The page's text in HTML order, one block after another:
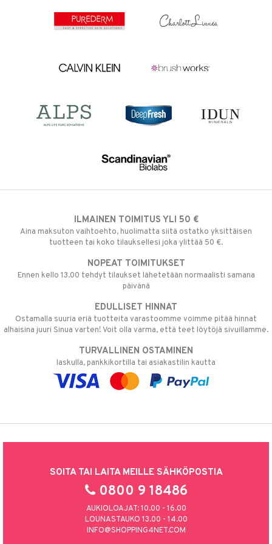
ILMAINEN TOIMITUS YLI 50 €
Aina maksuton vaihtoehto, huolimatta siitä ostatko yksittäisen
tuotteen tai koko tilauksellesi joka ylittää 50 €.
NOPEAT TOIMITUKSET
Ennen kello 13.00 tehdyt tilaukset lähetetään normaalisti samana
päivänä
EDULLISET HINNAT
Ostamalla suuria eriä tuotteita varastoomme voimme pitää hinnat
alhaisina juuri Sinua varten! Voit olla varma, että teet löytöjä sivuillamme.
TURVALLINEN OSTAMINEN
laskulla, pankkikortilla tai asiakastilin kautta
SOITA TAI LAITA MEILLE SÄHKÖPOSTIA
0800 9 18486
AUKIOLOAJAT: 10.00 - 16.00
LOUNASTAUKO 13.00 - 14.00
INFO@SHOPPING4NET.COM